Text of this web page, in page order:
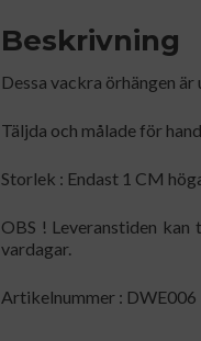
Beskrivning
Dessa vackra örhängen
Täljda och målade för
Storlek : Endast 1 CM
OBS ! Leveranstiden
vardagar.
Artikelnummer : DWE006